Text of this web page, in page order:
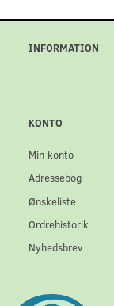
INFORMATION
KONTO
Min konto
Adressebog
Ønskeliste
Ordrehistorik
Nyhedsbrev